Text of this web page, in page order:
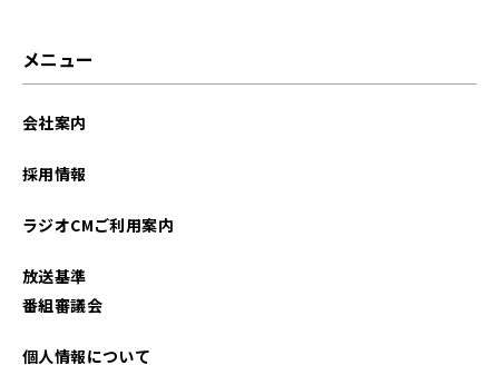
メニュー
会社案内
採用情報
ラジオCMご利用案内
放送基準
番組審議会
個人情報について